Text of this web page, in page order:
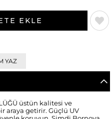
YAZ
üstün kalitesi ve
araya getirir. Güçlü UV